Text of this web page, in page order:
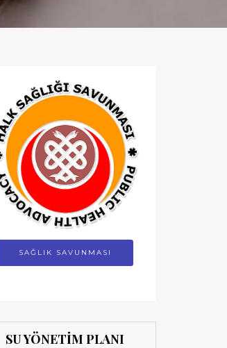
SAĞLIK SAVUNMASI
SU YÖNETİM PLANI